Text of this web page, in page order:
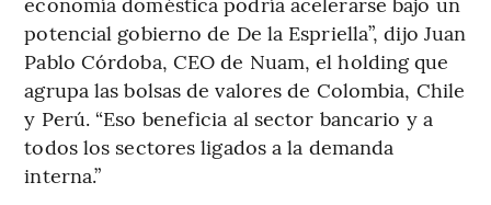
potencial gobierno de De la Espriella”, dijo Juan
Pablo Córdoba, CEO de Nuam, el holding que
agrupa las bolsas de valores de Colombia, Chile
y Perú. “Eso beneficia al sector bancario y a
todos los sectores ligados a la demanda
interna.”